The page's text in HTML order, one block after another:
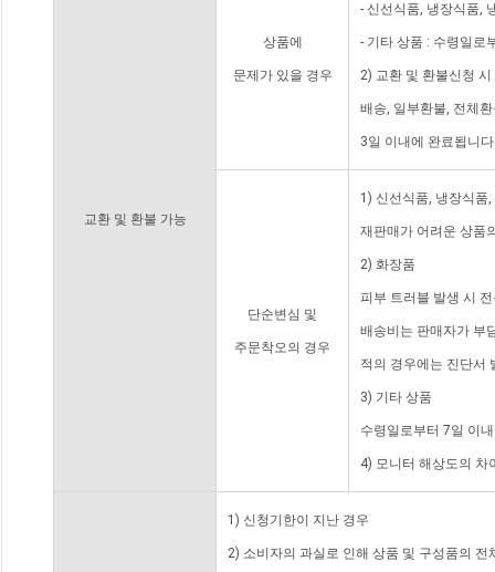
교환 및 환불 가능
상품에
문제가 있을 경우
- 신선식품, 냉장식품,
- 기타 상품 : 수령일로
2) 교환 및 환불신청
배송, 일부환불, 전체
3일 이내에 완료됩니
단순변심 및
주문착오의 경우
1) 신선식품, 냉장식품
재판매가 어려운 상품
2) 화장품
피부 트러블 발생 시
배송비는 판매자가 부
적의 경우에는 진단서
3) 기타 상품
수령일로부터 7일 이
4) 모니터 해상도의 차
1) 신청기한이 지난 경우
2) 소비자의 과실로 인해 상품 및 구성품의